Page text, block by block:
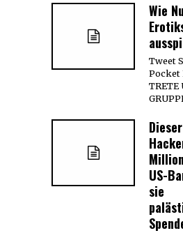
Wie
Tweet
Pocket
TRETE
US-
sie